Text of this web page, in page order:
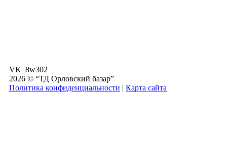
VK_8w302
2026 © “ТД Орловский базар”
Политика конфиденциальности | Карта сайта